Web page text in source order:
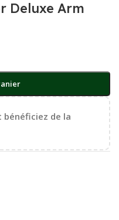
Deluxe Arm
bénéficiez de la